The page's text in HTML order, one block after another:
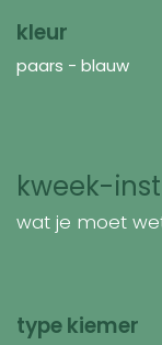
kleur
paars - blauw
kweek-
wat je moet
type kiemer